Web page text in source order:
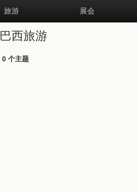
旅游 展会
巴西旅游
0 个主题